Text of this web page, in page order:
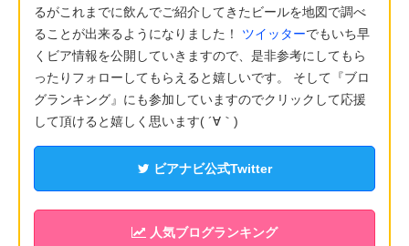
るがこれまでに飲んでご紹介してきたビールを地図で調べ
ることが出来るようになりました！ ツイッターでもいち早
くビア情報を公開していきますので、是非参考にしてもら
ったりフォローしてもらえると嬉しいです。 そして『ブロ
グランキング』にも参加していますのでクリックして応援
して頂けると嬉しく思います( ´∀｀)
ビアナビ公式Twitter
人気ブログランキング